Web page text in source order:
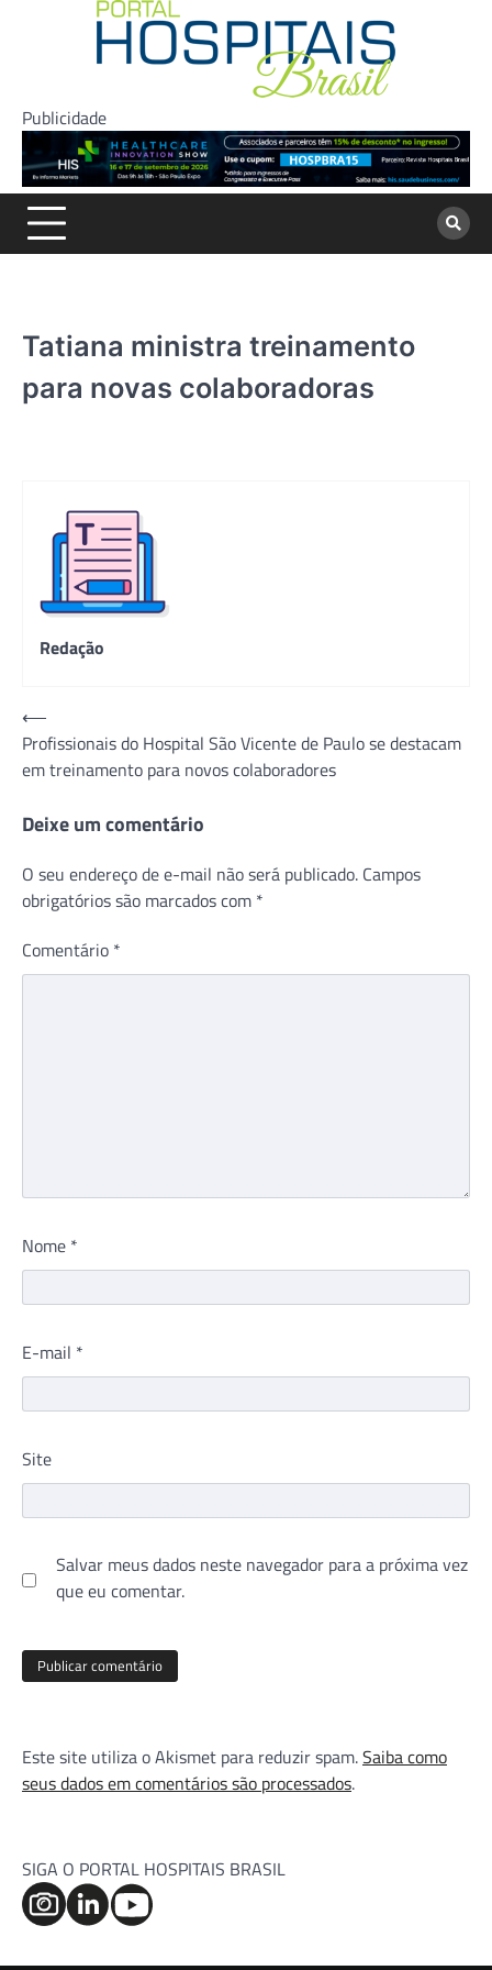
Publicidade
Tatiana ministra treinamento
para novas colaboradoras
Redação
Navegação
de
Post
⟵
Profissionais do Hospital São Vicente de Paulo se destacam
em treinamento para novos colaboradores
Deixe um comentário
O seu endereço de e-mail não será publicado. Campos
obrigatórios são marcados com *
Comentário *
Nome *
E-mail *
Site
Salvar meus dados neste navegador para a próxima vez
que eu comentar.
Este site utiliza o Akismet para reduzir spam.Saiba como
seus dados em comentários são processados.
SIGA O PORTAL HOSPITAIS BRASIL